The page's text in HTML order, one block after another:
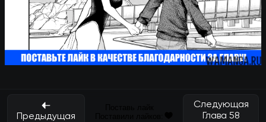
Предыдущая
Следующая
Глава 58